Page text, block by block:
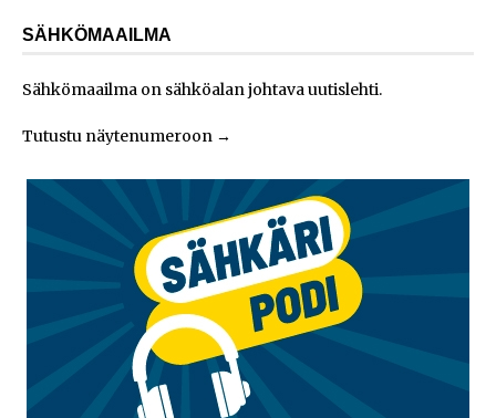
SÄHKÖMAAILMA
Sähkömaailma on sähköalan johtava uutislehti.
Tutustu näytenumeroon →